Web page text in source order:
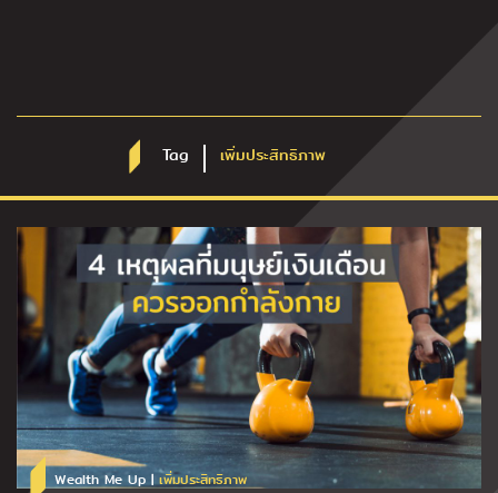
Tag เพิ่มประสิทธิภาพ
Wealth Me Up |เพิ่มประสิทธิภาพ